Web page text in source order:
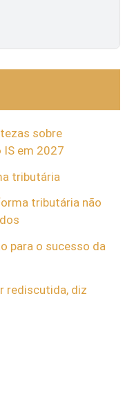
sobre
IS em 2027
tributária
tributária não
para o sucesso da
rediscutida, diz